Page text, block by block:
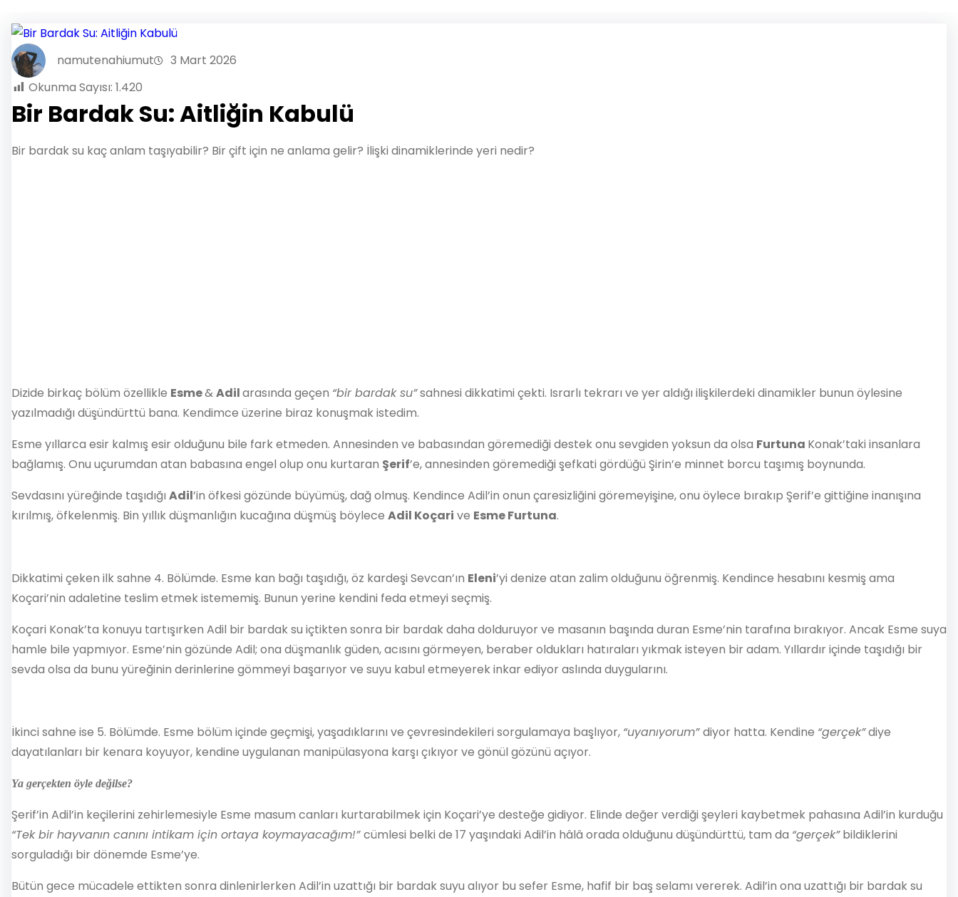
namutenahiumut
3 Mart 2026
Okunma Sayısı: 1.420
Bir Bardak Su: Aitliğin Kabulü
Bir bardak su kaç anlam taşıyabilir? Bir çift için ne anlama gelir? İlişki dinamiklerinde yeri nedir?
Dizide birkaç bölüm özellikle Esme&Adilarasında geçen “bir bardak su”sahnesi dikkatimi çekti. Israrlı tekrarı ve yer aldığı ilişkilerdeki dinamikler bunun öylesine
yazılmadığı düşündürttü bana. Kendimce üzerine biraz konuşmak istedim.
Esme yıllarca esir kalmış esir olduğunu bile fark etmeden. Annesinden ve babasından göremediği destek onu sevgiden yoksun da olsa Furtuna Konak’taki insanlara
bağlamış. Onu uçurumdan atan babasına engel olup onu kurtaran Şerif’e, annesinden göremediği şefkati gördüğü Şirin’e minnet borcu taşımış boynunda.
Sevdasını yüreğinde taşıdığı Adil’in öfkesi gözünde büyümüş, dağ olmuş. Kendince Adil’in onun çaresizliğini göremeyişine, onu öylece bırakıp Şerif’e gittiğine inanışına
kırılmış, öfkelenmiş. Bin yıllık düşmanlığın kucağına düşmüş böylece Adil Koçari ve Esme Furtuna.
Dikkatimi çeken ilk sahne 4. Bölümde. Esme kan bağı taşıdığı, öz kardeşi Sevcan’ın Eleni’yi denize atan zalim olduğunu öğrenmiş. Kendince hesabını kesmiş ama
Koçari’nin adaletine teslim etmek istememiş. Bunun yerine kendini feda etmeyi seçmiş.
Koçari Konak’ta konuyu tartışırken Adil bir bardak su içtikten sonra bir bardak daha dolduruyor ve masanın başında duran Esme’nin tarafına bırakıyor. Ancak Esme suya
hamle bile yapmıyor. Esme’nin gözünde Adil; ona düşmanlık güden, acısını görmeyen, beraber oldukları hatıraları yıkmak isteyen bir adam. Yıllardır içinde taşıdığı bir
sevda olsa da bunu yüreğinin derinlerine gömmeyi başarıyor ve suyu kabul etmeyerek inkar ediyor aslında duygularını.
İkinci sahne ise 5. Bölümde. Esme bölüm içinde geçmişi, yaşadıklarını ve çevresindekileri sorgulamaya başlıyor, “uyanıyorum”diyor hatta. Kendine “gerçek”diye
dayatılanları bir kenara koyuyor, kendine uygulanan manipülasyona karşı çıkıyor ve gönül gözünü açıyor.
Ya gerçekten öyle değilse?
Şerif’in Adil’in keçilerini zehirlemesiyle Esme masum canları kurtarabilmek için Koçari’ye desteğe gidiyor. Elinde değer verdiği şeyleri kaybetmek pahasına Adil’in kurduğu
“Tek bir hayvanın canını intikam için ortaya koymayacağım!”cümlesi belki de 17 yaşındaki Adil’in hâlâ orada olduğunu düşündürttü, tam da “gerçek”bildiklerini
sorguladığı bir dönemde Esme’ye.
Bütün gece mücadele ettikten sonra dinlenirlerken Adil’in uzattığı bir bardak suyu alıyor bu sefer Esme, hafif bir baş selamı vererek. Adil’in ona uzattığı bir bardak su